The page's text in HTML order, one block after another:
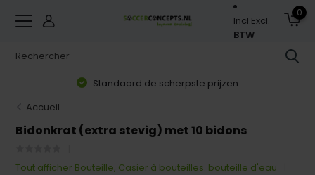
Incl.Excl.
BTW
0
Standaard de scherpste prijzen
Accueil
Bidonkrat (extra stevig) met 10 bidons
Tout afficher Bouteille, Casier à bouteilles. bouteille d'eau